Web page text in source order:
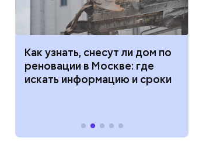
Как узнать, снесут ли дом по
реновации в Москве: где
искать информацию и сроки